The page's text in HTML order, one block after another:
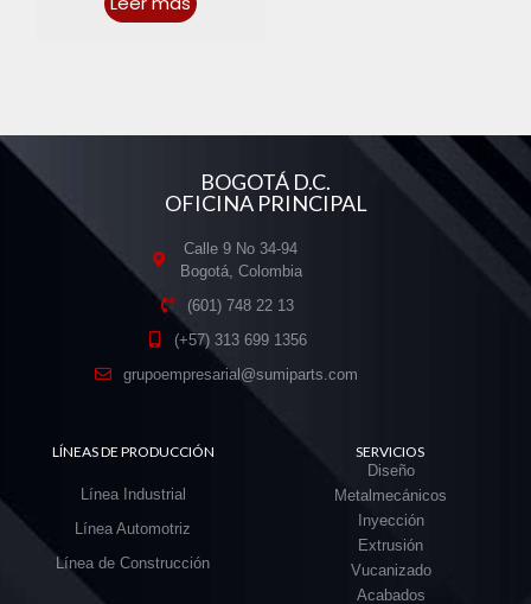
BOGOTÁ D.C.
OFICINA PRINCIPAL
Calle 9 No 34-94
Bogotá, Colombia
(601) 748 22 13
(+57) 313 699 1356
grupoempresarial@sumiparts.com
LÍNEAS DE PRODUCCIÓN
Línea Industrial
Línea Automotriz
Línea de Construcción
SERVICIOS
Diseño
Metalmecánicos
Inyección
Extrusión
Vucanizado
Acabados